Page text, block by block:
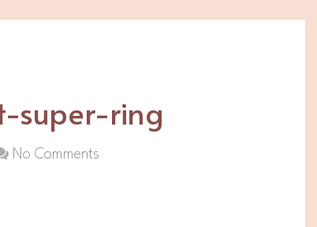
super-ring
No Comments